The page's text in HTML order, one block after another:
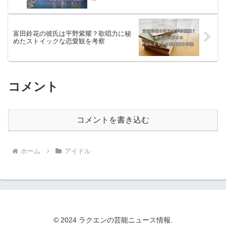
富田鈴花の彼氏は平野紫耀？歌唱力に秘
めたストイックな恋愛観を考察
コメント
コメントを書き込む
ホーム アイドル
© 2024 ラクエンの芸能ニュース情報.